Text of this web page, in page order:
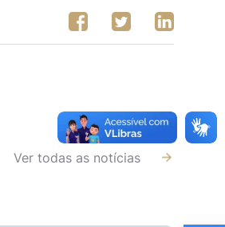
Ver todas as notícias